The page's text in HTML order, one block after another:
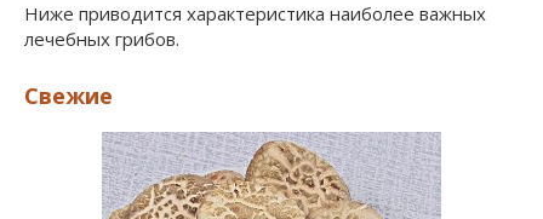
Ниже приводится характеристика наиболее важных
лечебных грибов.
Свежие